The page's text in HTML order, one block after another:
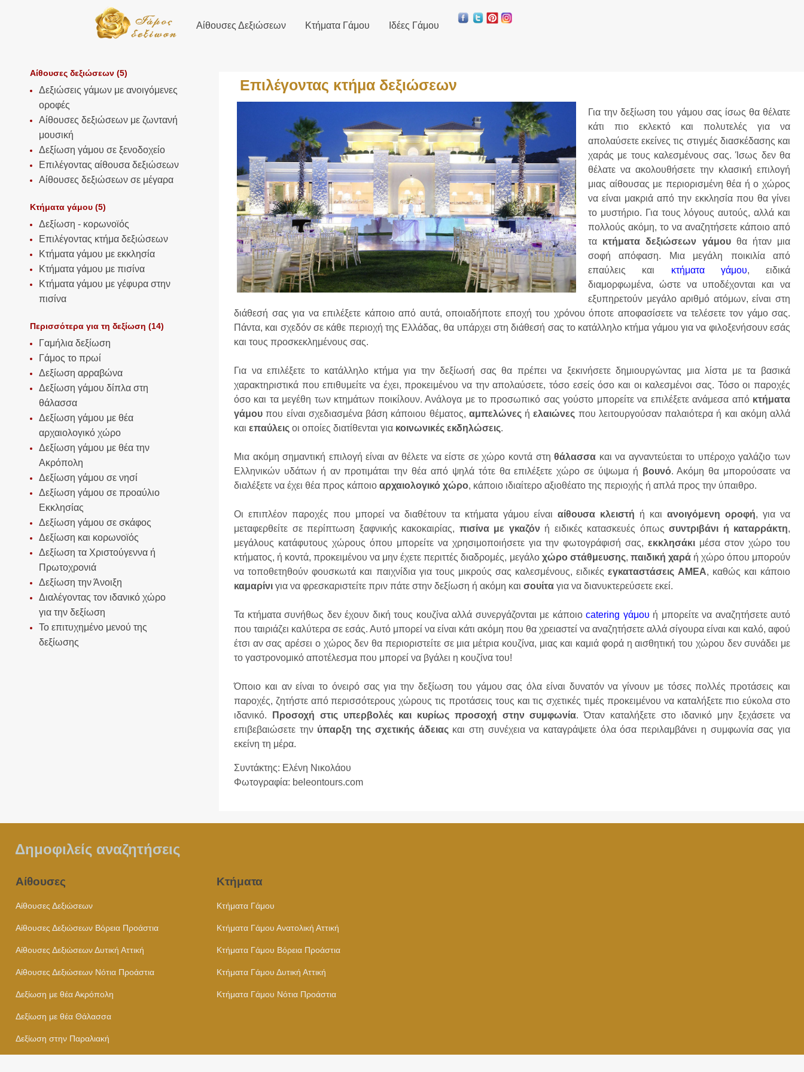
Αίθουσες Δεξιώσεων Κτήματα Γάμου Ιδέες Γάμου
Αίθουσες δεξιώσεων (5)
Δεξιώσεις γάμων με ανοιγόμενες
οροφές
Αίθουσες δεξιώσεων με ζωντανή
μουσική
Δεξίωση γάμου σε ξενοδοχείο
Επιλέγοντας αίθουσα δεξιώσεων
Αίθουσες δεξιώσεων σε μέγαρα
Κτήματα γάμου (5)
Δεξίωση - κορωνοϊός
Επιλέγοντας κτήμα δεξιώσεων
Κτήματα γάμου με εκκλησία
Κτήματα γάμου με πισίνα
Κτήματα γάμου με γέφυρα στην
πισίνα
Περισσότερα για τη δεξίωση (14)
Γαμήλια δεξίωση
Γάμος το πρωί
Δεξίωση αρραβώνα
Δεξίωση γάμου δίπλα στη
θάλασσα
Δεξίωση γάμου με θέα
αρχαιολογικό χώρο
Δεξίωση γάμου με θέα την
Ακρόπολη
Δεξίωση γάμου σε νησί
Δεξίωση γάμου σε προαύλιο
Εκκλησίας
Δεξίωση γάμου σε σκάφος
Δεξίωση και κορωνοϊός
Δεξίωση τα Χριστούγεννα ή
Πρωτοχρονιά
Δεξίωση την Άνοιξη
Διαλέγοντας τον ιδανικό χώρο
για την δεξίωση
Το επιτυχημένο μενού της
δεξίωσης
Επιλέγοντας κτήμα δεξιώσεων
Για την δεξίωση του γάμου σας ίσως θα θέλατε
κάτι πιο εκλεκτό και πολυτελές για να
απολαύσετε εκείνες τις στιγμές διασκέδασης και
χαράς με τους καλεσμένους σας. Ίσως δεν θα
θέλατε να ακολουθήσετε την κλασική επιλογή
μιας αίθουσας με περιορισμένη θέα ή ο χώρος
να είναι μακριά από την εκκλησία που θα γίνει
το μυστήριο. Για τους λόγους αυτούς, αλλά και
πολλούς ακόμη, το να αναζητήσετε κάποιο από
τα κτήματα δεξιώσεων γάμουθα ήταν μια
σοφή απόφαση. Μια μεγάλη ποικιλία από
επαύλεις και κτήματα γάμου, ειδικά
διαμορφωμένα, ώστε να υποδέχονται και να
εξυπηρετούν μεγάλο αριθμό ατόμων, είναι στη
διάθεσή σας για να επιλέξετε κάποιο από αυτά, οποιαδήποτε εποχή του χρόνου όποτε αποφασίσετε να τελέσετε τον γάμο σας.
Πάντα, και σχεδόν σε κάθε περιοχή της Ελλάδας, θα υπάρχει στη διάθεσή σας το κατάλληλο κτήμα γάμου για να φιλοξενήσουν εσάς
και τους προσκεκλημένους σας.
Για να επιλέξετε το κατάλληλο κτήμα για την δεξίωσή σας θα πρέπει να ξεκινήσετε δημιουργώντας μια λίστα με τα βασικά
χαρακτηριστικά που επιθυμείτε να έχει, προκειμένου να την απολαύσετε, τόσο εσείς όσο και οι καλεσμένοι σας. Τόσο οι παροχές
όσο και τα μεγέθη των κτημάτων ποικίλουν. Ανάλογα με το προσωπικό σας γούστο μπορείτε να επιλέξετε ανάμεσα από κτήματα
γάμου που είναι σχεδιασμένα βάση κάποιου θέματος, αμπελώνεςήελαιώνες που λειτουργούσαν παλαιότερα ή και ακόμη αλλά
και επαύλεις οι οποίες διατίθενται για κοινωνικές εκδηλώσεις.
Μια ακόμη σημαντική επιλογή είναι αν θέλετε να είστε σε χώρο κοντά στηθάλασσα και να αγναντεύεται το υπέροχο γαλάζιο των
Ελληνικών υδάτων ή αν προτιμάται την θέα από ψηλά τότε θα επιλέξετε χώρο σε ύψωμα ή βουνό. Ακόμη θα μπορούσατε να
διαλέξετε να έχει θέα προς κάποιο αρχαιολογικό χώρο, κάποιο ιδιαίτερο αξιοθέατο της περιοχής ή απλά προς την ύπαιθρο.
Οι επιπλέον παροχές που μπορεί να διαθέτουν τα κτήματα γάμου είναιαίθουσα κλειστή ή καιανοιγόμενη οροφή, για να
μεταφερθείτε σε περίπτωση ξαφνικής κακοκαιρίας, πισίνα με γκαζόνή ειδικές κατασκευές όπως συντριβάνι ή καταρράκτη,
μεγάλους κατάφυτους χώρους όπου μπορείτε να χρησιμοποιήσετε για την φωτογράφισή σας,εκκλησάκι μέσα στον χώρο του
κτήματος, ή κοντά, προκειμένου να μην έχετε περιττές διαδρομές, μεγάλο χώρο στάθμευσης, παιδική χαράή χώρο όπου μπορούν
να τοποθετηθούν φουσκωτά και παιχνίδια για τους μικρούς σας καλεσμένους, ειδικέςεγκαταστάσεις ΑΜΕΑ, καθώς και κάποιο
καμαρίνι για να φρεσκαριστείτε πριν πάτε στην δεξίωση ή ακόμη και σουίτα για να διανυκτερεύσετε εκεί.
Τα κτήματα συνήθως δεν έχουν δική τους κουζίνα αλλά συνεργάζονται με κάποιο catering γάμου ή μπορείτε να αναζητήσετε αυτό
που ταιριάζει καλύτερα σε εσάς. Αυτό μπορεί να είναι κάτι ακόμη που θα χρειαστεί να αναζητήσετε αλλά σίγουρα είναι και καλό, αφού
έτσι αν σας αρέσει ο χώρος δεν θα περιοριστείτε σε μια μέτρια κουζίνα, μιας και καμιά φορά η αισθητική του χώρου δεν συνάδει με
το γαστρονομικό αποτέλεσμα που μπορεί να βγάλει η κουζίνα του!
Όποιο και αν είναι το όνειρό σας για την δεξίωση του γάμου σας όλα είναι δυνατόν να γίνουν με τόσες πολλές προτάσεις και
παροχές, ζητήστε από περισσότερους χώρους τις προτάσεις τους και τις σχετικές τιμές προκειμένου να καταλήξετε πιο εύκολα στο
ιδανικό.
Προσοχή στις υπερβολές και κυρίως προσοχή στην συμφωνία. Όταν καταλήξετε στο ιδανικό μην ξεχάσετε να
επιβεβαιώσετε την ύπαρξη της σχετικής άδειαςκαι στη συνέχεια να καταγράψετε όλα όσα περιλαμβάνει η συμφωνία σας για
εκείνη τη μέρα.
Συντάκτης: Ελένη Νικολάου
Φωτογραφία: beleontours.com
Δημοφιλείς αναζητήσεις
Αίθουσες
Αίθουσες Δεξιώσεων
Αίθουσες Δεξιώσεων Βόρεια Προάστια
Αίθουσες Δεξιώσεων Δυτική Αττική
Αίθουσες Δεξιώσεων Νότια Προάστια
Δεξίωση με θέα Ακρόπολη
Δεξίωση με θέα Θάλασσα
Δεξίωση στην Παραλιακή
Κτήματα
Κτήματα Γάμου
Κτήματα Γάμου Ανατολική Αττική
Κτήματα Γάμου Βόρεια Προάστια
Κτήματα Γάμου Δυτική Αττική
Κτήματα Γάμου Νότια Προάστια